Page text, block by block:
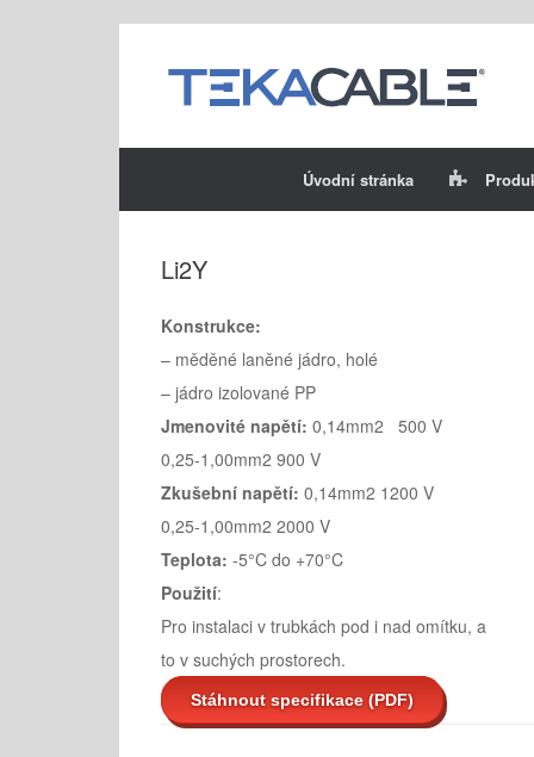
content
Úvodní stránka
Li2Y
Konstrukce:
– měděné laněné jádro, holé
– jádro izolované PP
Jmenovité napětí: 0,14mm2 500 V
0,25-1,00mm2 900 V
Zkušební napětí: 0,14mm2 1200 V
0,25-1,00mm2 2000 V
Teplota: -5°C do +70°C
Použití:
Pro instalaci v trubkách pod i nad omítku, a
to v suchých prostorech.
Stáhnout specifikace (PDF)